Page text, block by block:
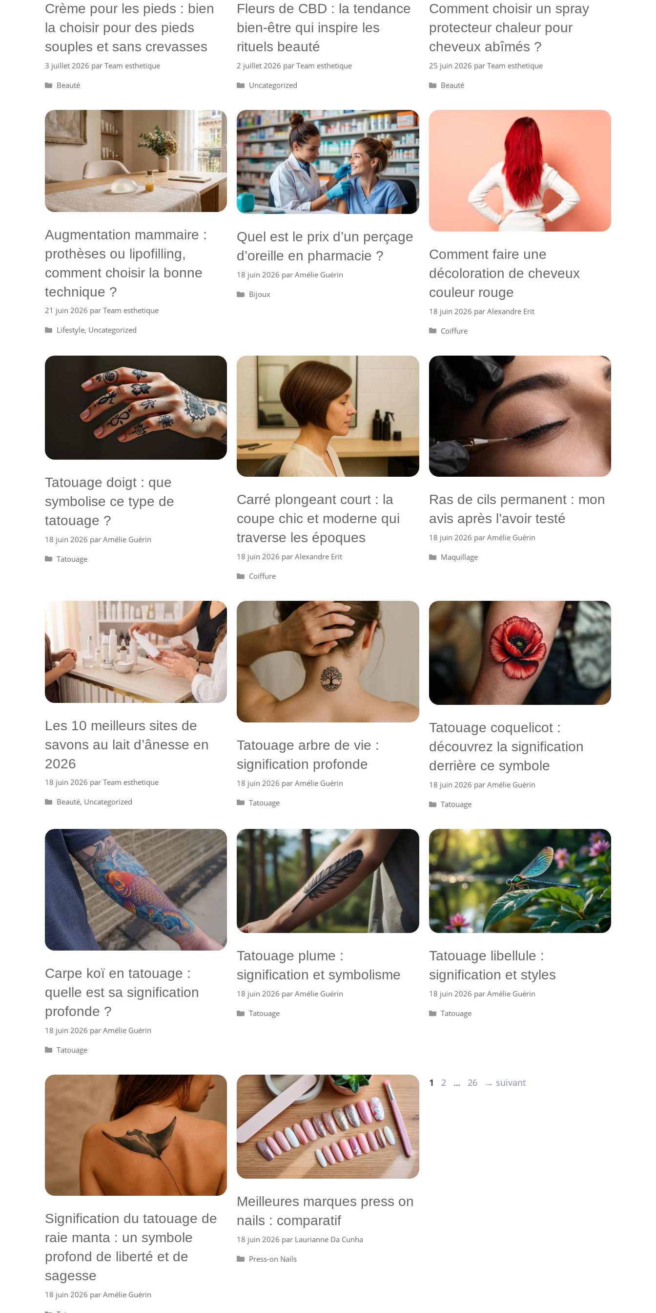
Crème pour les pieds : bien
la choisir pour des pieds
souples et sans crevasses
3 juillet 2026 par Team esthetique
Catégories
Beauté
Fleurs de CBD : la tendance
bien-être qui inspire les
rituels beauté
2 juillet 2026 parTeam esthetique
Catégories
Uncategorized
Comment choisir un spray
protecteur chaleur pour
cheveux abîmés ?
25 juin 2026 par Team esthetique
Catégories
Beauté
Augmentation mammaire :
prothèses ou lipofilling,
comment choisir la bonne
technique ?
21 juin 2026 par Team esthetique
Catégories
Lifestyle, Uncategorized
Quel est le prix d’un perçage
d’oreille en pharmacie ?
18 juin 2026 parAmélie Guérin
Catégories
Bijoux
Comment faire une
décoloration de cheveux
couleur rouge
18 juin 2026 par Alexandre Erit
Catégories
Coiffure
Tatouage doigt : que
symbolise ce type de
tatouage ?
18 juin 2026 par Amélie Guérin
Catégories
Tatouage
Carré plongeant court : la
coupe chic et moderne qui
traverse les époques
18 juin 2026 parAlexandre Erit
Catégories
Coiffure
Ras de cils permanent : mon
avis après l’avoir testé
18 juin 2026 par Amélie Guérin
Catégories
Maquillage
Les 10 meilleurs sites de
savons au lait d’ânesse en
2026
18 juin 2026 par Team esthetique
Catégories
Beauté, Uncategorized
Tatouage arbre de vie :
signification profonde
18 juin 2026 parAmélie Guérin
Catégories
Tatouage
Tatouage coquelicot :
découvrez la signification
derrière ce symbole
18 juin 2026 par Amélie Guérin
Catégories
Tatouage
Carpe koï en tatouage :
quelle est sa signification
profonde ?
18 juin 2026 par Amélie Guérin
Catégories
Tatouage
Tatouage plume :
signification et symbolisme
18 juin 2026 parAmélie Guérin
Catégories
Tatouage
Tatouage libellule :
signification et styles
18 juin 2026 par Amélie Guérin
Catégories
Tatouage
Signification du tatouage de
raie manta : un symbole
profond de liberté et de
sagesse
18 juin 2026 par Amélie Guérin
Meilleures marques press on
nails : comparatif
18 juin 2026 par Laurianne Da Cunha
Catégories
Press-on Nails
Page
1 Page
2 … Page
26 → suivant